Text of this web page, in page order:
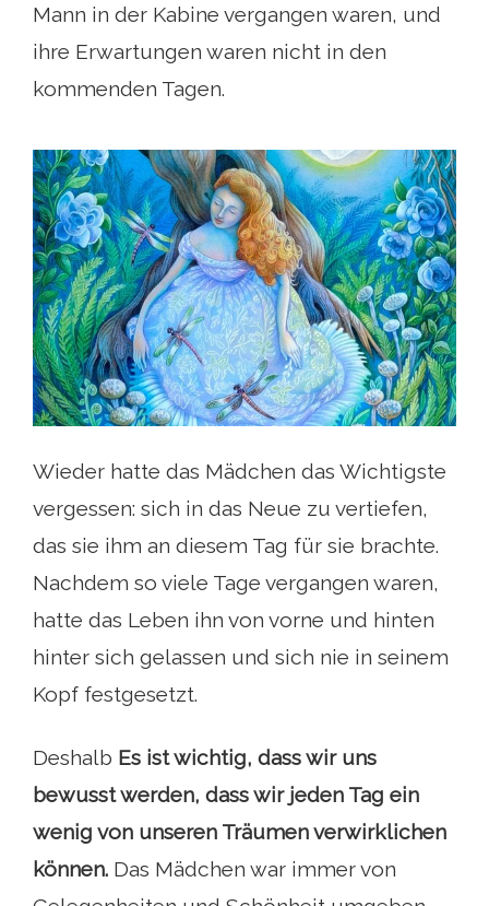
Mann in der Kabine vergangen waren, und
ihre Erwartungen waren nicht in den
kommenden Tagen.
Wieder hatte das Mädchen das Wichtigste
vergessen: sich in das Neue zu vertiefen,
das sie ihm an diesem Tag für sie brachte.
Nachdem so viele Tage vergangen waren,
hatte das Leben ihn von vorne und hinten
hinter sich gelassen und sich nie in seinem
Kopf festgesetzt.
Deshalb Es ist wichtig, dass wir uns
bewusst werden, dass wir jeden Tag ein
wenig von unseren Träumen verwirklichen
können. Das Mädchen war immer von